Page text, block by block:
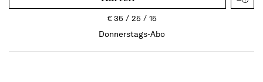
€35 25
15
Donnerstags-Abo